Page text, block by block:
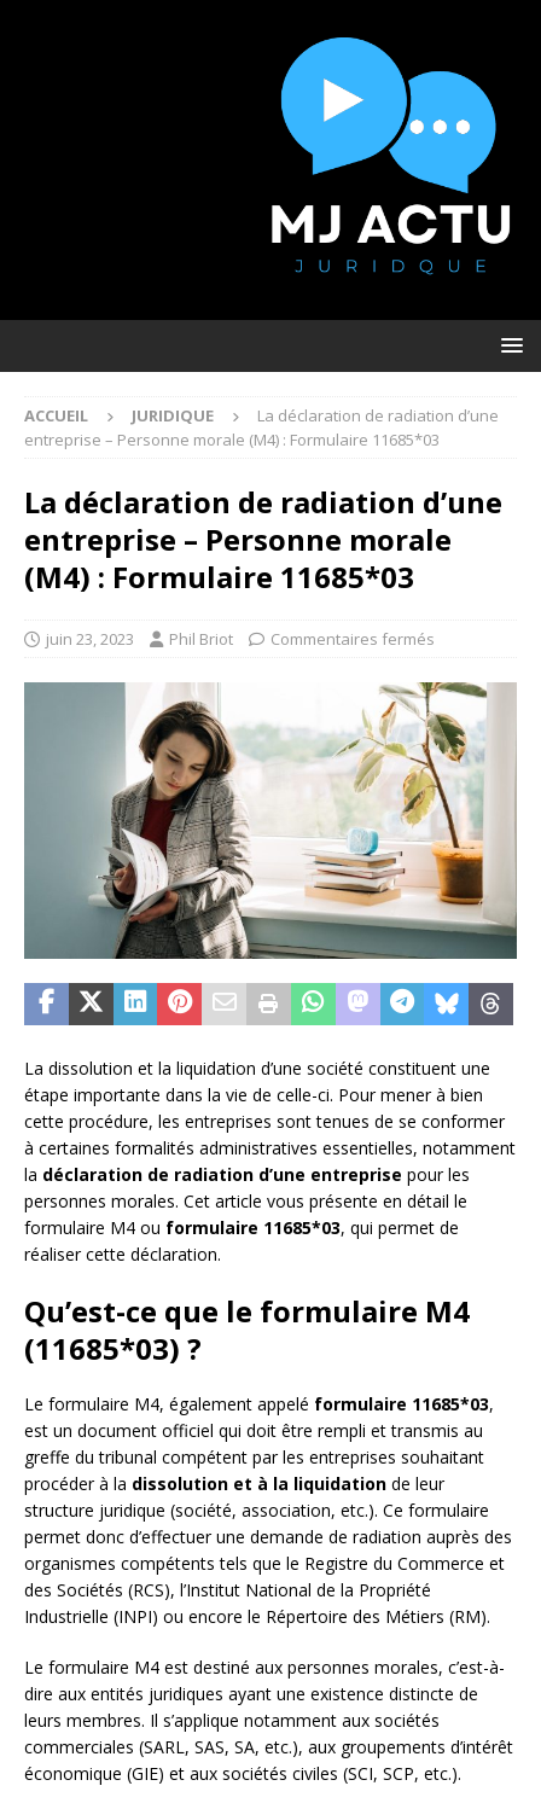
ACCUEIL JURIDIQUE
La déclaration de radiation d’une
entreprise – Personne morale (M4) : Formulaire 11685*03
La déclaration de radiation d’une
entreprise – Personne morale
(M4) : Formulaire 11685*03
juin 23, 2023 Phil Briot Commentaires fermés
La dissolution et la liquidation d’une société constituent une
étape importante dans la vie de celle-ci. Pour mener à bien
cette procédure, les entreprises sont tenues de se conformer
à certaines formalités administratives essentielles, notamment
la déclaration de radiation d’une entreprise pour les
personnes morales. Cet article vous présente en détail le
formulaire M4 ou formulaire 11685*03, qui permet de
réaliser cette déclaration.
Qu’est-ce que le formulaire M4
(11685*03) ?
Le formulaire M4, également appelé formulaire 11685*03,
est un document officiel qui doit être rempli et transmis au
greffe du tribunal compétent par les entreprises souhaitant
procéder à la dissolution et à la liquidation de leur
structure juridique (société, association, etc.). Ce formulaire
permet donc d’effectuer une demande de radiation auprès des
organismes compétents tels que le Registre du Commerce et
des Sociétés (RCS), l’Institut National de la Propriété
Industrielle (INPI) ou encore le Répertoire des Métiers (RM).
Le formulaire M4 est destiné aux personnes morales, c’est-à-
dire aux entités juridiques ayant une existence distincte de
leurs membres. Il s’applique notamment aux sociétés
commerciales (SARL, SAS, SA, etc.), aux groupements d’intérêt
économique (GIE) et aux sociétés civiles (SCI, SCP, etc.).